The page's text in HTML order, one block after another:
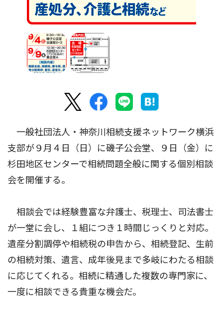
一般社団法人・神奈川相続支援ネットワーク横浜
支部が９月４日（日）に磯子公会堂、９日（金）に
杉田地区センターで相続問題全般に関する個別相談
会を開催する。
相談会では経験豊富な弁護士、税理士、司法書士
が一堂に会し、１組につき１時間じっくりと対応。
遺産分割調停や相続税の申告から、相続登記、生前
の相続対策、遺言、成年後見まで多岐にわたる相談
に応じてくれる。相続に精通した複数の専門家に、
一度に相談できる貴重な機会だ。